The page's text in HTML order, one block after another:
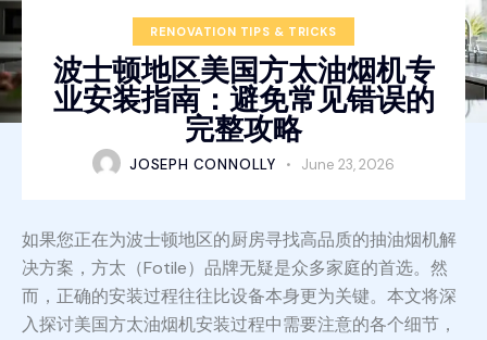
RENOVATION TIPS & TRICKS
波士顿地区美国方太油烟机专
业安装指南：避免常见错误的
完整攻略
JOSEPH CONNOLLY June 23, 2026
如果您正在为波士顿地区的厨房寻找高品质的抽油烟机解
决方案，方太（Fotile）品牌无疑是众多家庭的首选。然
而，正确的安装过程往往比设备本身更为关键。本文将深
入探讨美国方太油烟机安装过程中需要注意的各个细节，